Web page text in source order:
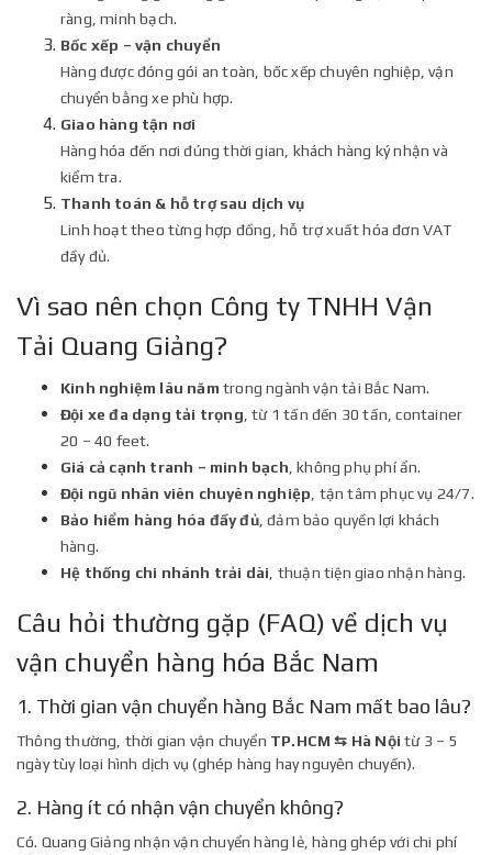
ràng, minh bạch.
Bốc xếp – vận chuyển
Hàng được đóng gói an toàn, bốc xếp chuyên nghiệp, vận
chuyển bằng xe phù hợp.
Giao hàng tận nơi
Hàng hóa đến nơi đúng thời gian, khách hàng ký nhận và
kiểm tra.
Thanh toán & hỗ trợ sau dịch vụ
Linh hoạt theo từng hợp đồng, hỗ trợ xuất hóa đơn VAT
đầy đủ.
Vì sao nên chọn Công ty TNHH Vận
Tải Quang Giảng?
Kinh nghiệm lâu năm trong ngành vận tải Bắc Nam.
Đội xe đa dạng tải trọng, từ 1 tấn đến 30 tấn, container
20 – 40 feet.
Giá cả cạnh tranh – minh bạch, không phụ phí ẩn.
Đội ngũ nhân viên chuyên nghiệp, tận tâm phục vụ 24/7.
Bảo hiểm hàng hóa đầy đủ, đảm bảo quyền lợi khách
hàng.
Hệ thống chi nhánh trải dài, thuận tiện giao nhận hàng.
Câu hỏi thường gặp (FAQ) về dịch vụ
vận chuyển hàng hóa Bắc Nam
1. Thời gian vận chuyển hàng Bắc Nam mất bao lâu?
Thông thường, thời gian vận chuyển TP.HCM ⇆ Hà Nội từ 3 – 5
ngày tùy loại hình dịch vụ (ghép hàng hay nguyên chuyến).
2. Hàng ít có nhận vận chuyển không?
Có. Quang Giảng nhận vận chuyển hàng lẻ, hàng ghép với chi phí